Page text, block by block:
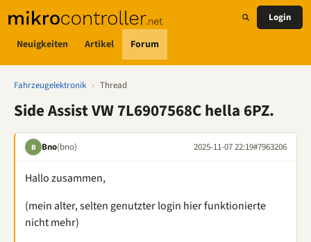
Neuigkeiten Artikel Forum
Login
Fahrzeugelektronik › Thread
Side Assist VW 7L6907568C hella 6PZ.
B Bno(bno) 2025-11-07 22:19#7963206
Hallo zusammen,
(mein alter, selten genutzter login hier funktionierte
nicht mehr)